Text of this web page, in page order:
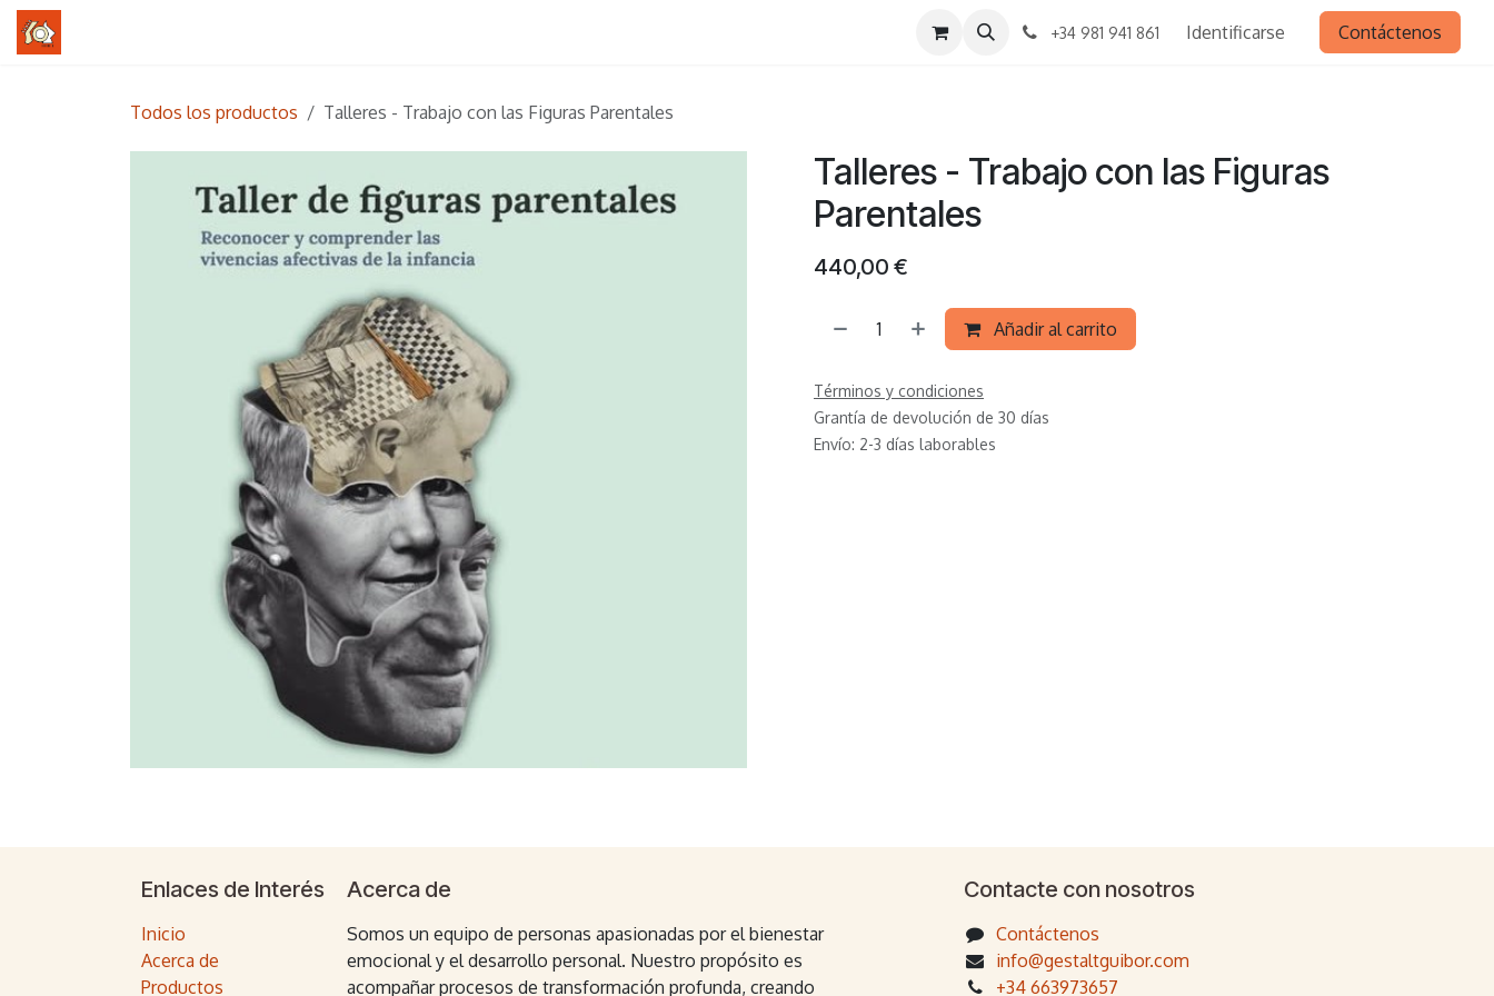
Ir al contenido
+34 981 941 861 Identificarse Contáctenos
Todos los productos Talleres - Trabajo con las Figuras Parentales
Talleres - Trabajo con las Figuras
Parentales
440,00 €
Añadir al carrito
Términos y condiciones
Grantía de devolución de 30 días
Envío: 2-3 días laborables
Enlaces de Interés
Inicio
Acerca de
Productos
Acerca de
Somos un equipo de personas apasionadas por el bienestar
emocional y el desarrollo personal. Nuestro propósito es
acompañar procesos de transformación profunda, creando
Contacte con nosotros
Contáctenos
info@gestaltguibor.com
+34 663973657